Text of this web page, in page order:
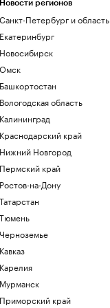
Новости регионов
Санкт-Петербург и область
Екатеринбург
Новосибирск
Омск
Башкортостан
Вологодская область
Калининград
Краснодарский край
Нижний Новгород
Пермский край
Ростов-на-Дону
Татарстан
Тюмень
Черноземье
Кавказ
Карелия
Мурманск
Приморский край